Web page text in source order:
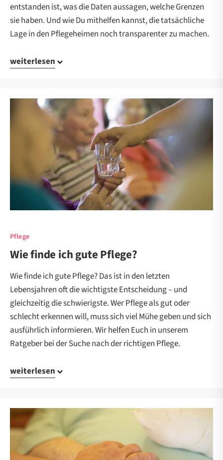
entstanden ist, was die Daten aussagen, welche Grenzen
sie haben. Und wie Du mithelfen kannst, die tatsächliche
Lage in den Pflegeheimen noch transparenter zu machen.
weiterlesen
Pflege
Wie finde ich gute Pflege?
Wie finde ich gute Pflege? Das ist in den letzten
Lebensjahren oft die wichtigste Entscheidung – und
gleichzeitig die schwierigste. Wer Pflege als gut oder
schlecht erkennen will, muss sich viel Mühe geben und sich
ausführlich informieren. Wir helfen Euch in unserem
Ratgeber bei der Suche nach der richtigen Pflege.
weiterlesen